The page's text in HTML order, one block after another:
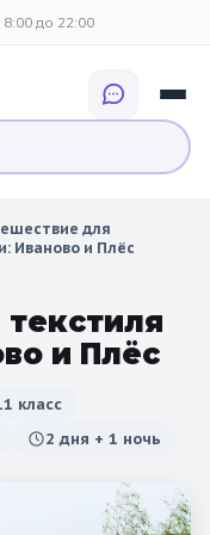
до 22:00
ПО КАНИКУЛАМ
❄️ Зимние
🌸 Весенние
☀️ Летние
СОБЫТИЙНЫЕ
каникулы
туры
🌷 Весенние
🎓 Выпускные
для
Иваново и Плёс
и Плёс
класс
2 дня + 1 ночь